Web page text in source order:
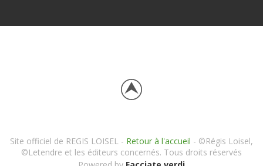
Site officiel de REGIS LOISEL - Retour à l'accueil - ©Régis Loisel,
©Letendre et les éditeurs concernés. Tous droits réservés